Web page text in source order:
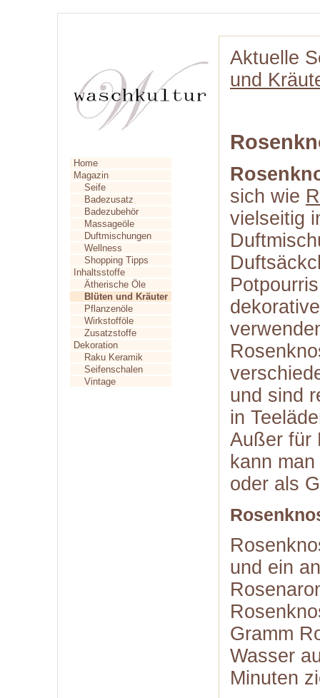
Home
Magazin
Seife
Badezusatz
Badezubehör
Massageöle
Duftmischungen
Wellness
Shopping Tipps
Inhaltsstoffe
Ätherische Öle
Blüten und Kräuter
Pflanzenöle
Wirkstofföle
Zusatzstoffe
Dekoration
Raku Keramik
Seifenschalen
Vintage
Aktuelle
und
sich wie
vielseitig
und sind
in
Außer für
kann
oder als
und ein
Gramm
Wasser
Minuten